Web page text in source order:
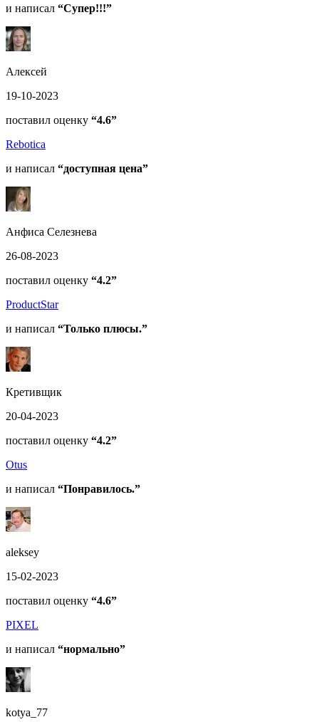
и написал “Супер!!!”
Алексей
19-10-2023
поставил оценку “4.6”
Rebotica
и написал “доступная цена”
Анфиса Селезнева
26-08-2023
поставил оценку “4.2”
ProductStar
и написал “Только плюсы.”
Кретивщик
20-04-2023
поставил оценку “4.2”
Otus
и написал “Понравилось.”
aleksey
15-02-2023
поставил оценку “4.6”
PIXEL
и написал “нормально”
kotya_77